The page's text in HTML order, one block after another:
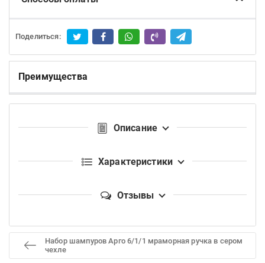
Поделиться:
Преимущества
Описание
Характеристики
Отзывы
Набор шампуров Арго 6/1/1 мраморная ручка в сером
чехле